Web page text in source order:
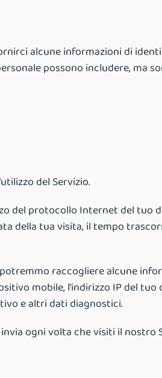
alcune informazioni di
possono includere, ma
del Servizio.
del protocollo Internet del tuo
della tua visita, il tempo
raccogliere alcune
mobile, l’indirizzo IP del
e altri dati diagnostici.
ogni volta che visiti il nostro